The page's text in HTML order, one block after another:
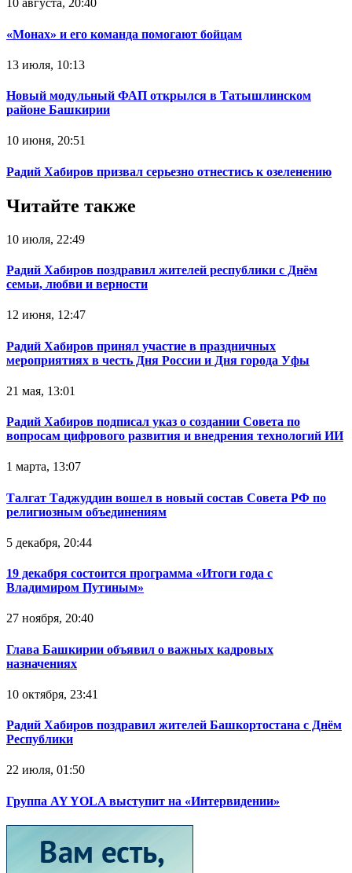
10 августа, 20:40
«Монах» и его команда помогают бойцам
13 июля, 10:13
Новый модульный ФАП открылся в Татышлинском
районе Башкирии
10 июня, 20:51
Радий Хабиров призвал серьезно отнестись к озеленению
Читайте также
10 июля, 22:49
Радий Хабиров поздравил жителей республики с Днём
семьи, любви и верности
12 июня, 12:47
Радий Хабиров принял участие в праздничных
мероприятиях в честь Дня России и Дня города Уфы
21 мая, 13:01
Радий Хабиров подписал указ о создании Совета по
вопросам цифрового развития и внедрения технологий ИИ
1 марта, 13:07
Талгат Таджуддин вошел в новый состав Совета РФ по
религиозным объединениям
5 декабря, 20:44
19 декабря состоится программа «Итоги года с
Владимиром Путиным»
27 ноября, 20:40
Глава Башкирии объявил о важных кадровых
назначениях
10 октября, 23:41
Радий Хабиров поздравил жителей Башкортостана с Днём
Республики
22 июля, 01:50
Группа AY YOLA выступит на «Интервидении»